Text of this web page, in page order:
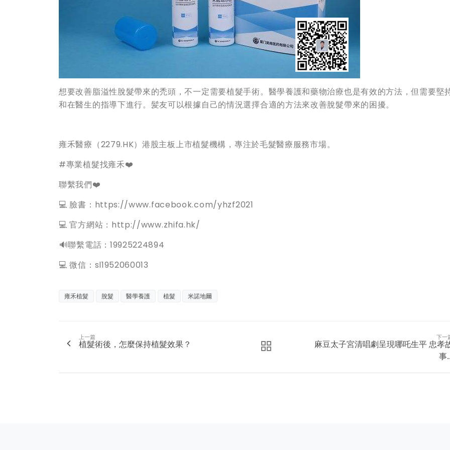
想要改善脂溢性脫髮帶來的禿頭，不一定需要植髮手術。醫學養護和藥物治療也是有效的方法，但需要堅
和在醫生的指導下進行。髪友可以根據自己的情況選擇合適的方法來改善脫髮帶來的困擾。
雍禾醫療（2279.HK）港股主板上市植髮機構，專注於毛髮醫療服務市場。
#專業植髮找雍禾❤️
聯繫我們❤️
💻 臉書：https://www.facebook.com/yhzf2021
💻 官方網站：http://www.zhifa.hk/
️🔊聯繫電話：19925224894
💻 微信：sl1952060013
雍禾植髮 脫髮 醫學養護 植髮 米諾地爾
上一篇
植髮術後，怎麼保持植髮效果？
下一
麻豆太子宮清唱劇呈現哪吒生平 忠孝
事